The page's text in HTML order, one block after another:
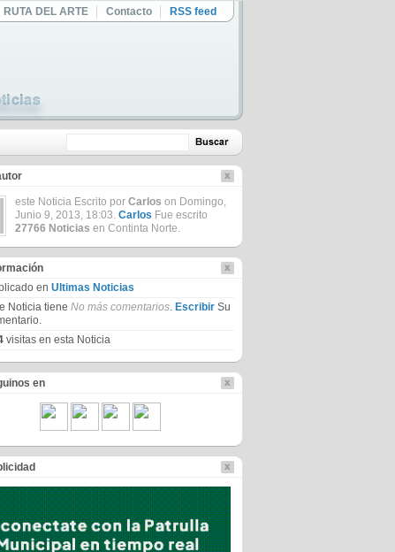
RUTA DEL ARTE Contacto RSS feed
este Noticia Escrito por Carlos on Domingo,
Junio 9, 2013, 18:03. Carlos Fue escrito
27766 Noticias en Continta Norte.
en Ultimas Noticias
Noticia tiene No más comentarios. Escribir Su
visitas en esta Noticia
en